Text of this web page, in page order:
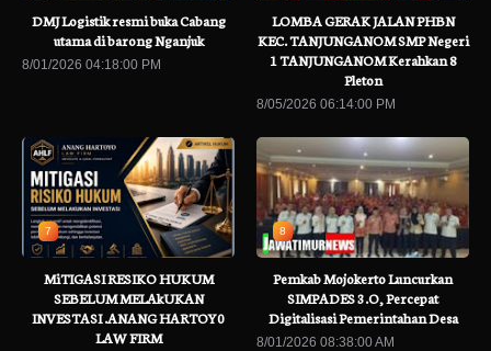
DMJ Logistik resmi buka Cabang
utama di barong Nganjuk
8/01/2026 04:18:00 PM
LOMBA GERAK JALAN PHBN
KEC. TANJUNGANOM SMP Negeri
1 TANJUNGANOM Kerahkan 8
Pleton
8/05/2026 06:14:00 PM
7
MiTIGASI RESIKO HUKUM
SEBELUM MELAkUKAN
INVESTASI .ANANG HARTOY0
LAW FIRM
8
Pemkab Mojokerto Luncurkan
SIMPADES 3.O, Percepat
Digitalisasi Pemerintahan Desa
8/01/2026 08:38:00 AM